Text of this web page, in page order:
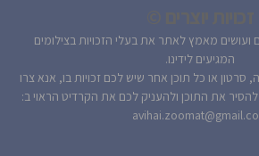
ועושים מאמץ לאתר את בעלי הזכויות בצילומים
המגיעים לידינו.
או כל תוכן אחר שיש לכם זכויות בו, אנא צרו
את התוכן ולהעניק לכם את הקרדיט הראוי ב: